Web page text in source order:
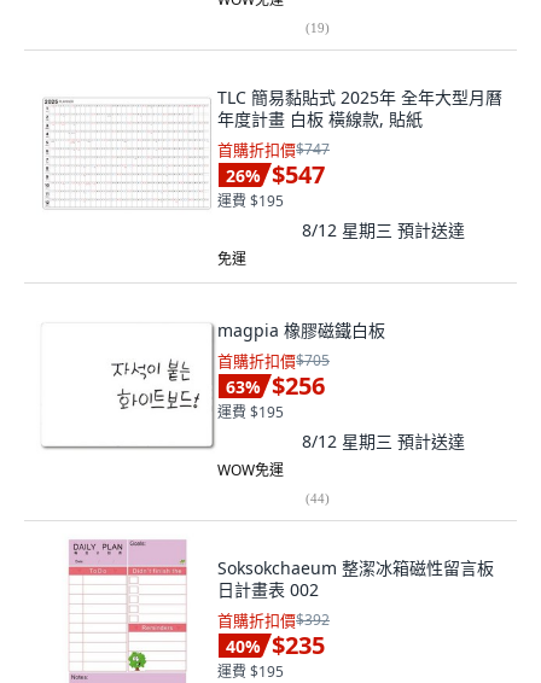
(19)
TLC 簡易黏貼式 2025年 全年大型月曆
年度計畫 白板 橫線款, 貼紙
首購折扣價$747
26% $547
運費 $195
8/12 星期三 預計送達
免運
magpia 橡膠磁鐵白板
首購折扣價$705
63% $256
運費 $195
8/12 星期三 預計送達
WOW免運
(44)
Soksokchaeum 整潔冰箱磁性留言板
日計畫表 002
首購折扣價$392
40% $235
運費 $195